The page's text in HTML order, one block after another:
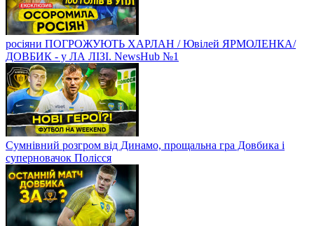
росіяни ПОГРОЖУЮТЬ ХАРЛАН / Ювілей ЯРМОЛЕНКА/
ДОВБИК - у ЛА ЛІЗІ. NewsHub №1
Сумнівний розгром від Динамо, прощальна гра Довбика і
суперновачок Полісся